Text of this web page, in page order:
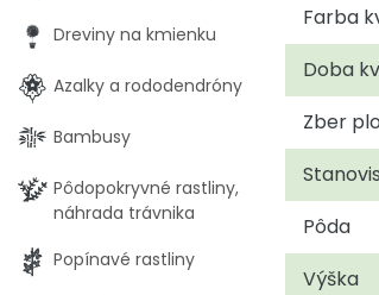
Farba
Doba
Zber
Pôda
Výška
Dreviny na kmienku
Azalky a rododendróny
Bambusy
Pôdopokryvné rastliny,
náhrada trávnika
Popínavé rastliny